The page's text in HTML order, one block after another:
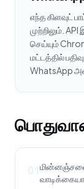
எந்த கிளவுட்
முற்றிலும்.
செய்யும்
மட்டத்தில்
WhatsApp
01மின்னஞ்சலை